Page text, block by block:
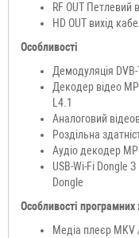
RF OUT Петлевий
HD OUT вихід
Особливості
Демодуляція
Декодер відео
L4.1
Аналоговий
Роздільна
Аудіо декодер
USB-Wi-Fi Dongle
Dongle
Особливості програмних
Медіа плеєр MKV